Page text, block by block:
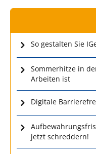
So gestalten Sie
Sommerhitze in
Arbeiten ist
Digitale
jetzt schreddern!